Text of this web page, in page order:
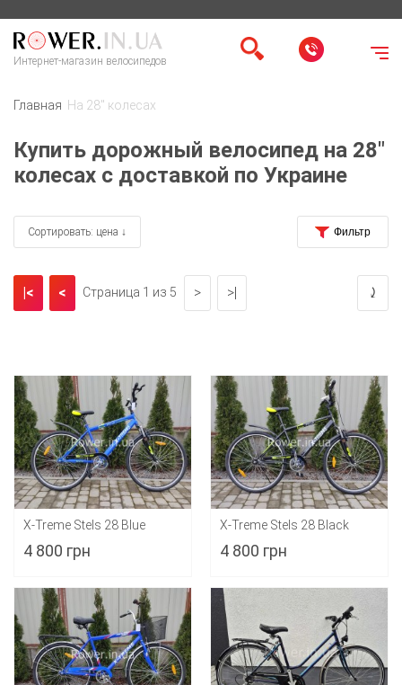
Интернет-магазин велосипедов
Главная На 28" колесах
Купить дорожный велосипед на 28"
колесах с доставкой по Украине
Сортировать: цена ↓
|< < Страница 1 из 5 > >| ⤸
X-Treme Stels 28 Blue
4 800 грн
X-Treme Stels 28 Black
4 800 грн